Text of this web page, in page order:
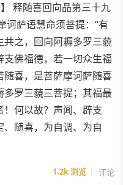
释随喜回向品第三十九
语慧命须菩提：“有
之，回向阿耨多罗三藐
佛福德，若一切众生福
喜，是菩萨摩诃萨随喜
罗三藐三菩提；其福最
何以故？声闻、辟支
随喜，为自调、为自
1.2k浏览 评论